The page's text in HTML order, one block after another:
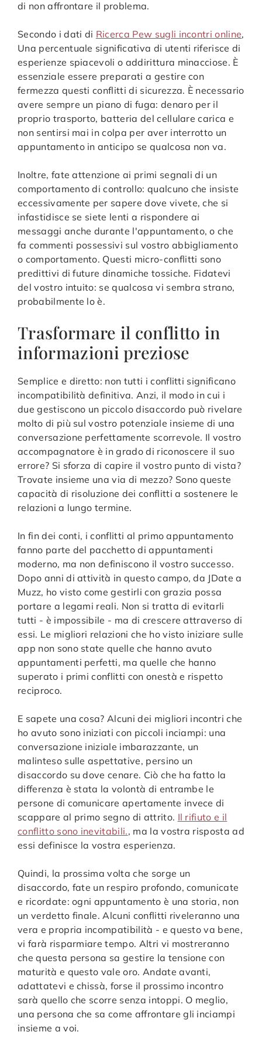
di non affrontare il problema.
Secondo i dati di Ricerca Pew sugli incontri online,
Una percentuale significativa di utenti riferisce di
esperienze spiacevoli o addirittura minacciose. È
essenziale essere preparati a gestire con
fermezza questi conflitti di sicurezza. È necessario
avere sempre un piano di fuga: denaro per il
proprio trasporto, batteria del cellulare carica e
non sentirsi mai in colpa per aver interrotto un
appuntamento in anticipo se qualcosa non va.
Inoltre, fate attenzione ai primi segnali di un
comportamento di controllo: qualcuno che insiste
eccessivamente per sapere dove vivete, che si
infastidisce se siete lenti a rispondere ai
messaggi anche durante l'appuntamento, o che
fa commenti possessivi sul vostro abbigliamento
o comportamento. Questi micro-conflitti sono
predittivi di future dinamiche tossiche. Fidatevi
del vostro intuito: se qualcosa vi sembra strano,
probabilmente lo è.
Trasformare il conflitto in
informazioni preziose
Semplice e diretto: non tutti i conflitti significano
incompatibilità definitiva. Anzi, il modo in cui i
due gestiscono un piccolo disaccordo può rivelare
molto di più sul vostro potenziale insieme di una
conversazione perfettamente scorrevole. Il vostro
accompagnatore è in grado di riconoscere il suo
errore? Si sforza di capire il vostro punto di vista?
Trovate insieme una via di mezzo? Sono queste
capacità di risoluzione dei conflitti a sostenere le
relazioni a lungo termine.
In fin dei conti, i conflitti al primo appuntamento
fanno parte del pacchetto di appuntamenti
moderno, ma non definiscono il vostro successo.
Dopo anni di attività in questo campo, da JDate a
Muzz, ho visto come gestirli con grazia possa
portare a legami reali. Non si tratta di evitarli
tutti - è impossibile - ma di crescere attraverso di
essi. Le migliori relazioni che ho visto iniziare sulle
app non sono state quelle che hanno avuto
appuntamenti perfetti, ma quelle che hanno
superato i primi conflitti con onestà e rispetto
reciproco.
E sapete una cosa? Alcuni dei migliori incontri che
ho avuto sono iniziati con piccoli inciampi: una
conversazione iniziale imbarazzante, un
malinteso sulle aspettative, persino un
disaccordo su dove cenare. Ciò che ha fatto la
differenza è stata la volontà di entrambe le
persone di comunicare apertamente invece di
scappare al primo segno di attrito. Il rifiuto e il
conflitto sono inevitabili., ma la vostra risposta ad
essi definisce la vostra esperienza.
Quindi, la prossima volta che sorge un
disaccordo, fate un respiro profondo, comunicate
e ricordate: ogni appuntamento è una storia, non
un verdetto finale. Alcuni conflitti riveleranno una
vera e propria incompatibilità - e questo va bene,
vi farà risparmiare tempo. Altri vi mostreranno
che questa persona sa gestire la tensione con
maturità e questo vale oro. Andate avanti,
adattatevi e chissà, forse il prossimo incontro
sarà quello che scorre senza intoppi. O meglio,
una persona che sa come affrontare gli inciampi
insieme a voi.